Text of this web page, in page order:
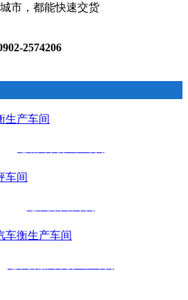
市，都能快速交货
2574206